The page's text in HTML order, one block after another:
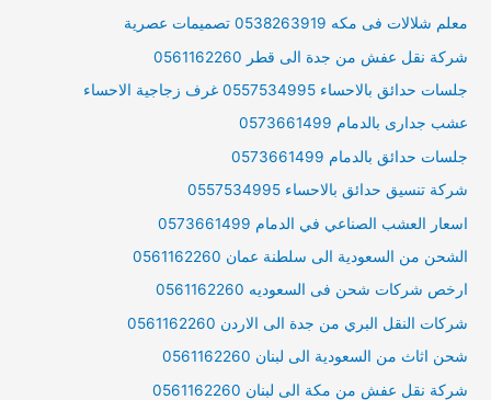
معلم شلالات فى مكه 0538263919 تصميمات عصرية
شركة نقل عفش من جدة الى قطر 0561162260
جلسات حدائق بالاحساء 0557534995 غرف زجاجية الاحساء
عشب جدارى بالدمام 0573661499
جلسات حدائق بالدمام 0573661499
شركة تنسيق حدائق بالاحساء 0557534995
اسعار العشب الصناعي في الدمام 0573661499
الشحن من السعودية الى سلطنة عمان 0561162260
ارخص شركات شحن فى السعوديه 0561162260
شركات النقل البري من جدة الى الاردن 0561162260
شحن اثاث من السعودية الى لبنان 0561162260
شركة نقل عفش من مكة الى لبنان 0561162260